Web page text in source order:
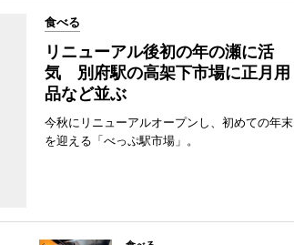
食べる
リニューアル後初の年の瀬に活
気 別府駅の高架下市場に正月用
品など並ぶ
今秋にリニューアルオープンし、初めての年末
を迎える「べっぷ駅市場」。